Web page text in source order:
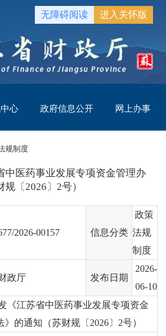
无障碍阅读 进入关怀版
心 政府信息公开 网上办事
规制度
中医药事业发展专项资金管理办
〔2026〕2号）
2026-00157 信息分类
政策
法规
制度
政厅 发布日期
2026-
06-10
《江苏省中医药事业发展专项资金
》的通知（苏财规〔2026〕2号）